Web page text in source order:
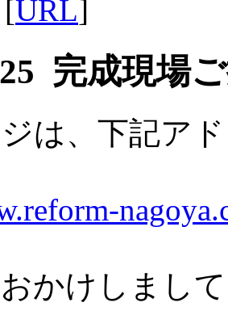
URL]
25 完成現場
は、下記ア
かけしまし